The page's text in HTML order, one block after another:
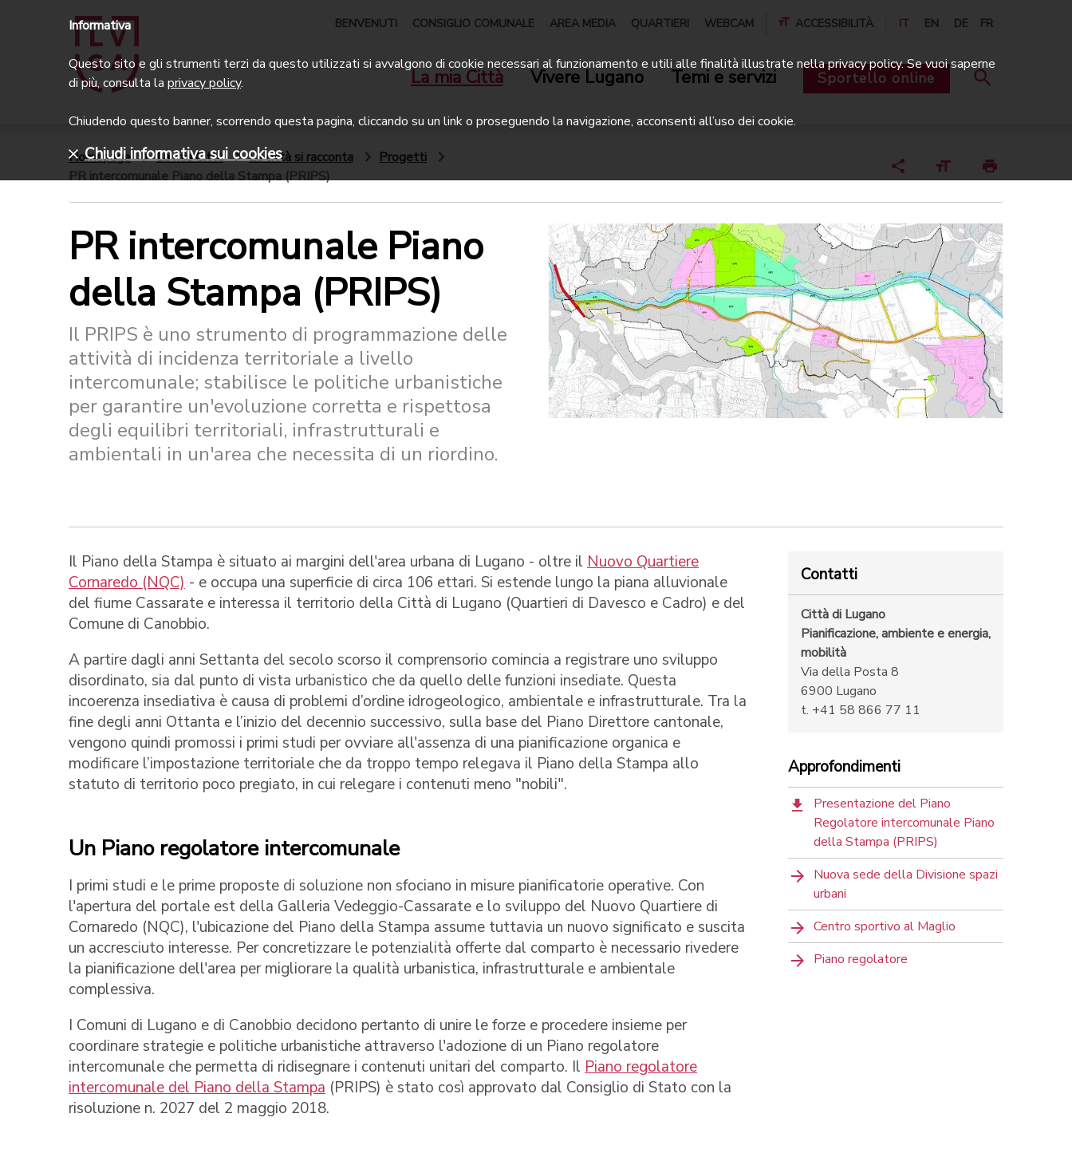
BENVENUTI CONSIGLIO COMUNALE AREA MEDIA QUARTIERI WEBCAM ACCESSIBILITÀ IT EN DE FR
La mia Città Vivere Lugano Temi e servizi Sportello online
Homepage La mia Città La città si racconta
Progetti
PR intercomunale Piano della Stampa (PRIPS)
PR intercomunale Piano
della Stampa (PRIPS)
Il PRIPS è uno strumento di programmazione delle
attività di incidenza territoriale a livello
intercomunale; stabilisce le politiche urbanistiche
per garantire un'evoluzione corretta e rispettosa
degli equilibri territoriali, infrastrutturali e
ambientali in un'area che necessita di un riordino.
Il Piano della Stampa è situato ai margini dell'area urbana di Lugano - oltre il Nuovo Quartiere
Cornaredo (NQC) - e occupa una superficie di circa 106 ettari. Si estende lungo la piana alluvionale
del fiume Cassarate e interessa il territorio della Città di Lugano (Quartieri di Davesco e Cadro) e del
Comune di Canobbio.
A partire dagli anni Settanta del secolo scorso il comprensorio comincia a registrare uno sviluppo
disordinato, sia dal punto di vista urbanistico che da quello delle funzioni insediate. Questa
incoerenza insediativa è causa di problemi d’ordine idrogeologico, ambientale e infrastrutturale. Tra la
fine degli anni Ottanta e l’inizio del decennio successivo, sulla base del Piano Direttore cantonale,
vengono quindi promossi i primi studi per ovviare all'assenza di una pianificazione organica e
modificare l’impostazione territoriale che da troppo tempo relegava il Piano della Stampa allo
statuto di territorio poco pregiato, in cui relegare i contenuti meno "nobili".
Un Piano regolatore intercomunale
I primi studi e le prime proposte di soluzione non sfociano in misure pianificatorie operative. Con
l'apertura del portale est della Galleria Vedeggio-Cassarate e lo sviluppo del Nuovo Quartiere di
Cornaredo (NQC), l'ubicazione del Piano della Stampa assume tuttavia un nuovo significato e suscita
un accresciuto interesse. Per concretizzare le potenzialità offerte dal comparto è necessario rivedere
la pianificazione dell'area per migliorare la qualità urbanistica, infrastrutturale e ambientale
complessiva.
I Comuni di Lugano e di Canobbio decidono pertanto di unire le forze e procedere insieme per
coordinare strategie e politiche urbanistiche attraverso l'adozione di un Piano regolatore
intercomunale che permetta di ridisegnare i contenuti unitari del comparto. Il Piano regolatore
intercomunale del Piano della Stampa (PRIPS) è stato così approvato dal Consiglio di Stato con la
risoluzione n. 2027 del 2 maggio 2018.
Contatti
Città di Lugano
Pianificazione, ambiente e energia,
mobilità
Via della Posta 8
6900 Lugano
t. +41 58 866 77 11
Approfondimenti
Presentazione del Piano
Regolatore intercomunale Piano
della Stampa (PRIPS)
Nuova sede della Divisione spazi
urbani
Centro sportivo al Maglio
Piano regolatore
Informativa
Questo sito e gli strumenti terzi da questo utilizzati si avvalgono di cookie necessari al funzionamento e utili alle finalità illustrate nella privacy policy. Se vuoi saperne
di più, consulta la privacy policy.
Chiudendo questo banner, scorrendo questa pagina, cliccando su un link o proseguendo la navigazione, acconsenti all’uso dei cookie.
Chiudi informativa sui cookies